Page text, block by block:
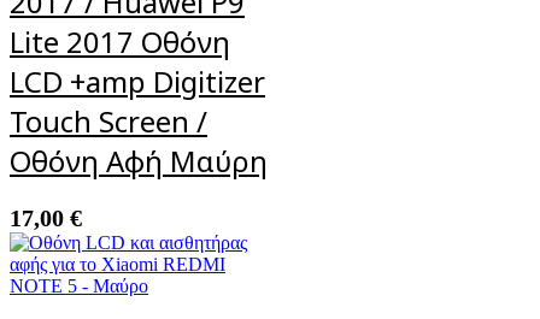
Lite 2017 Οθόνη
LCD +amp Digitizer
Touch Screen /
Οθόνη Αφή Μαύρη
17,00 €